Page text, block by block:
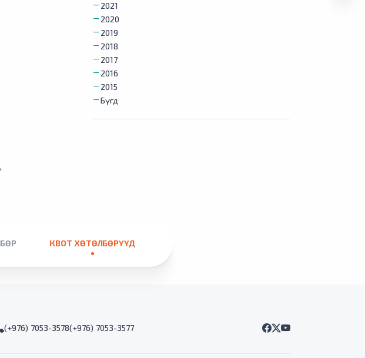
2021
2020
2019
2018
2017
2016
2015
Бүгд
КВОТ ХӨТӨЛБӨРҮҮД
(+976) 7053-3578(+976) 7053-3577